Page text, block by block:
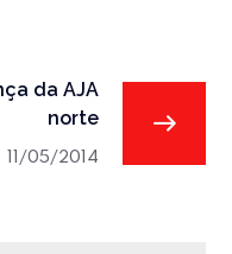
da AJA
norte
11/05/2014